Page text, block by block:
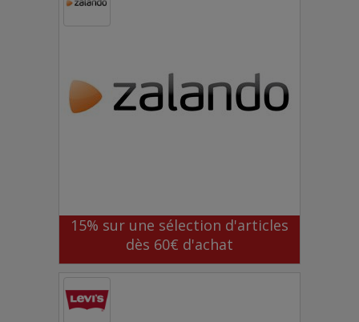
15% sur une sélection d'articles
dès 60€ d'achat